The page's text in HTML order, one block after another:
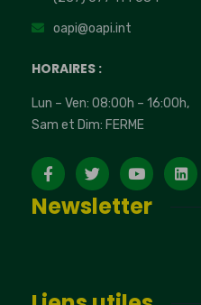
oapi@oapi.int
HORAIRES :
Lun – Ven: 08:00h – 16:00h,
Sam et Dim: FERME
Newsletter